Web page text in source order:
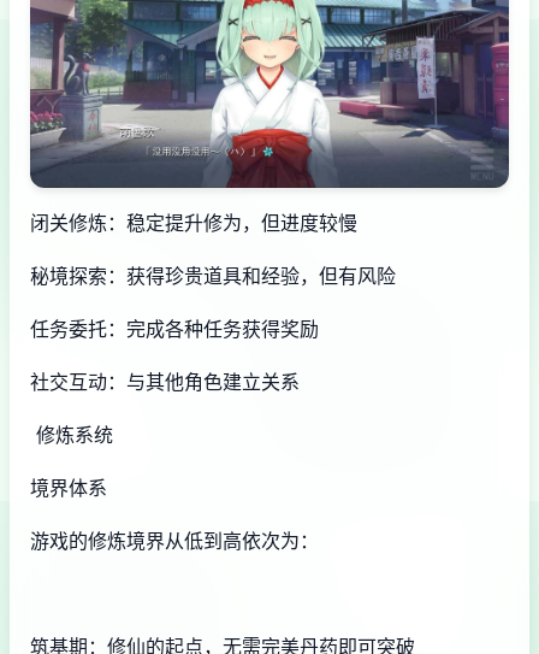
闭关修炼：稳定提升修为，但进度较慢
秘境探索：获得珍贵道具和经验，但有风险
任务委托：完成各种任务获得奖励
社交互动：与其他角色建立关系
修炼系统
境界体系
游戏的修炼境界从低到高依次为：
筑基期：修仙的起点，无需完美丹药即可突破